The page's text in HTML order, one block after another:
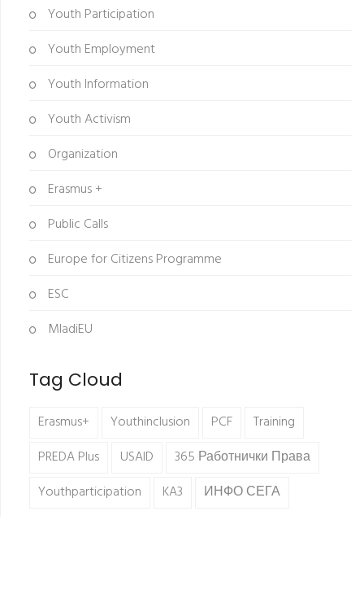
Youth Participation
Youth Employment
Youth Information
Youth Activism
Organization
Erasmus +
Public Calls
Europe for Citizens Programme
ESC
MladiEU
Tag Cloud
Erasmus+ Youthinclusion PCF
Training
PREDA Plus
USAID
365 Работнички Права
Youthparticipation
KA3 ИНФО СЕГА